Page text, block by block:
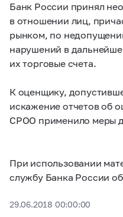
Банк России принял
в отношении лиц,
рынком, по
нарушений в
их торговые счета.
К оценщику,
искажение отчетов об
СРОО применило меры
При использовании
службу Банка России
29.06.2018 00:00:00